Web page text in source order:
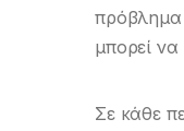
πρόβλημα
μπορεί
Σε κάθε